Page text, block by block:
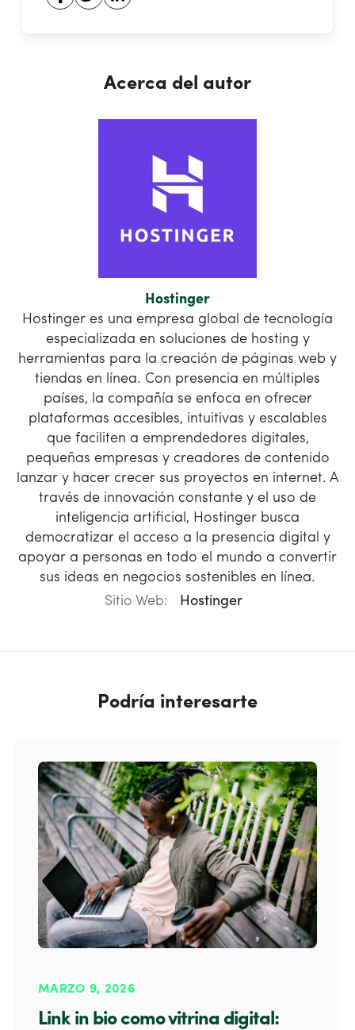
Acerca del autor
Hostinger
Hostinger es una empresa global de tecnología
especializada en soluciones de hosting y
herramientas para la creación de páginas web y
tiendas en línea. Con presencia en múltiples
países, la compañía se enfoca en ofrecer
plataformas accesibles, intuitivas y escalables
que faciliten a emprendedores digitales,
pequeñas empresas y creadores de contenido
lanzar y hacer crecer sus proyectos en internet. A
través de innovación constante y el uso de
inteligencia artificial, Hostinger busca
democratizar el acceso a la presencia digital y
apoyar a personas en todo el mundo a convertir
sus ideas en negocios sostenibles en línea.
Sitio Web:
Hostinger
Podría interesarte
MARZO 9, 2026
Link in bio como vitrina digital: